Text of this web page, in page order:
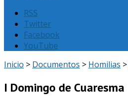
RSS
Twitter
Facebook
YouTube
Inicio > Documentos > Homilias >
I Domingo de Cuaresma